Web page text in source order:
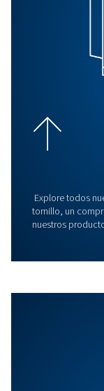
aquí
sobre
para
Descubra
aire para
clave y las
adecuado